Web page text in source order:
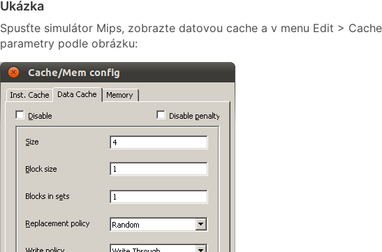
Ukázka
Spusťte simulátor Mips, zobrazte datovou cache a v menu Edit >
parametry podle obrázku: